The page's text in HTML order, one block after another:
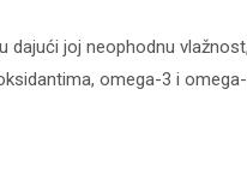
joj neophodnu
omega-3 i